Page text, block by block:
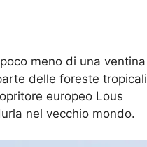
meno di una ventina
delle foreste tropicali
europeo Lous
nel vecchio mondo.